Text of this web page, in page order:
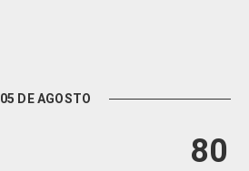
05 DE AGOSTO
80